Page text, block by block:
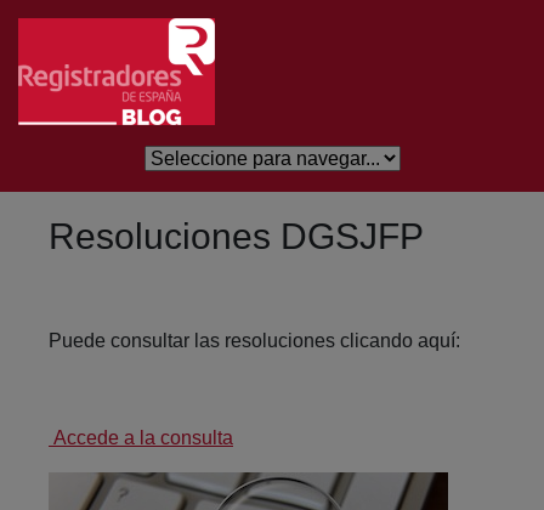
Skip to Main Content
Resoluciones DGSJFP
Puede consultar las resoluciones clicando aquí:
Accede a la consulta